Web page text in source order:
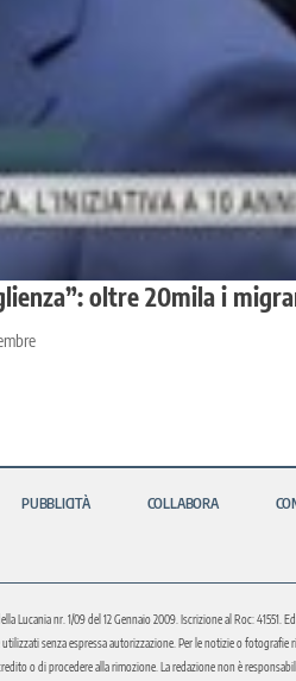
oltre 20mila i
PUBBLICITÀ COLLABORA
Lucania nr. 1/09 del 12 Gennaio 2009. Iscrizione al Roc:
senza espressa autorizzazione. Per le notizie o
o di procedere alla rimozione. La redazione non è